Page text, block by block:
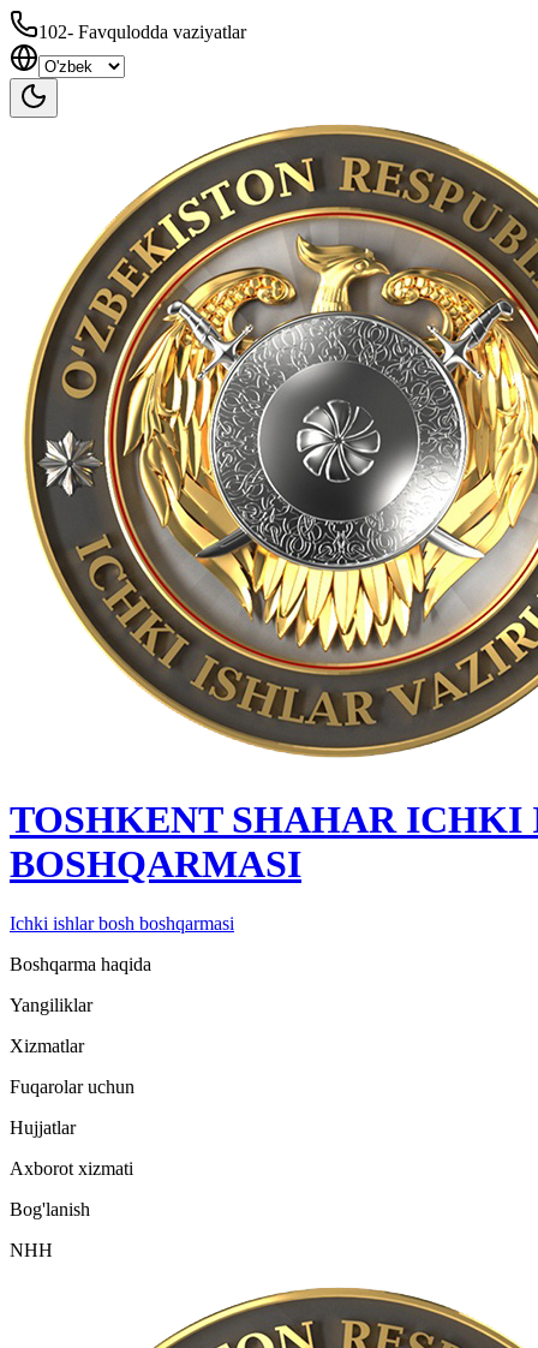
102- Favqulodda vaziyatlar
TOSHKENT SHAHAR IСHKI
BOSHQARMASI
Ichki ishlar bosh boshqarmasi
Boshqarma haqida
Yangiliklar
Xizmatlar
Fuqarolar uchun
Hujjatlar
Axborot xizmati
Bog'lanish
NHH